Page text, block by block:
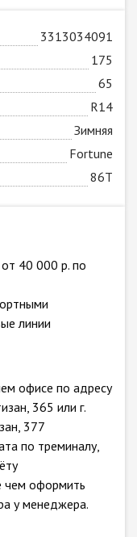
3313034091
175
65
R14
Зимняя
Fortune
86T
40 000 р. по
линии
офисе по адресу
365 или г.
377
по треминалу,
чем оформить
у менеджера.